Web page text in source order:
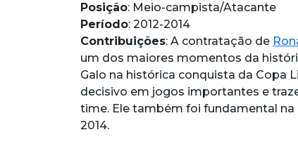
Posição: Meio-campista/Atacante
Período: 2012-2014
Contribuições: A contratação de
um dos maiores momentos da
Galo na histórica conquista da Copa
decisivo em jogos importantes e
time. Ele também foi fundamental
2014.